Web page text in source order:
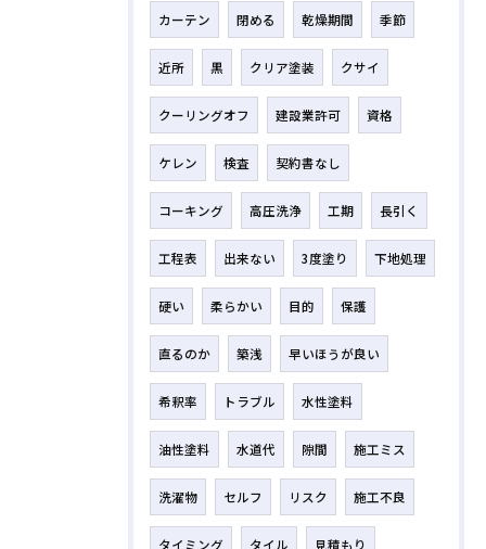
カーテン 閉める 乾燥期間 季節
近所 黒 クリア塗装 クサイ
クーリングオフ 建設業許可 資格
ケレン 検査 契約書なし
コーキング 高圧洗浄 工期 長引く
工程表 出来ない 3度塗り 下地処理
硬い 柔らかい 目的 保護
直るのか 築浅 早いほうが良い
希釈率 トラブル 水性塗料
油性塗料 水道代 隙間 施工ミス
洗濯物 セルフ リスク 施工不良
タイミング タイル 見積もり